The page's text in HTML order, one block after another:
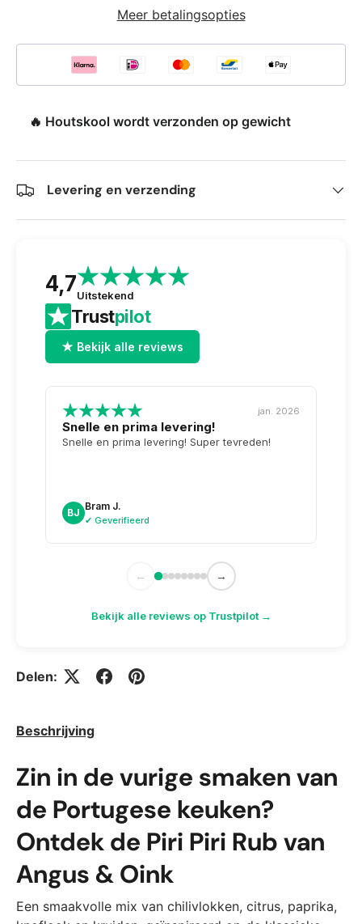
Meer betalingsopties
🔥 Houtskool wordt verzonden op gewicht
Levering en verzending
4,7Uitstekend
Trustpilot
★ Bekijk alle reviews
jan. 2026
Snelle en prima levering!
Snelle en prima levering! Super tevreden!
BJ
Bram J.
✔ Geverifieerd
← →
Bekijk alle reviews op Trustpilot →
Delen:
Beschrijving
Zin in de vurige smaken van
de Portugese keuken?
Ontdek de Piri Piri Rub van
Angus & Oink
Een smaakvolle mix van chilivlokken, citrus, paprika,